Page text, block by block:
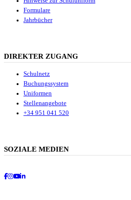
Formulare
Jahrbücher
DIREKTER ZUGANG
Schulnetz
Buchungssystem
Uniformen
Stellenangebote
+34 951 041 520
SOZIALE MEDIEN